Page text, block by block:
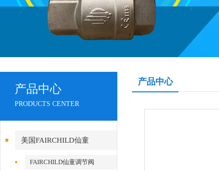
产品中心
PRODUCTS CENTER
美国FAIRCHILD仙童
FAIRCHILD仙童调节阀
产品中心